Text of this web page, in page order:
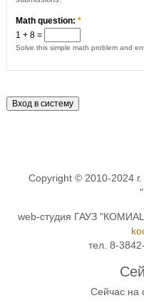
Math question: *
1 + 8 =
Solve this simple math problem and
Copyright © 2010-2024
web-студия ГАУЗ
тел. 8-
Сейчас на